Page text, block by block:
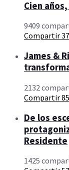
Cien
9409
Compartir
James &
2132
Compartir
De los
Residente
1425